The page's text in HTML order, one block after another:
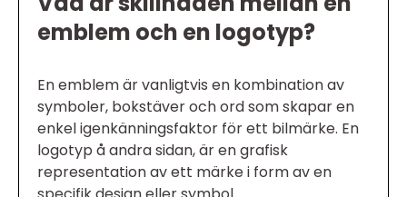
emblem och en logotyp?
En emblem är vanligtvis en kombination av
symboler, bokstäver och ord som skapar en
enkel igenkänningsfaktor för ett bilmärke. En
logotyp å andra sidan, är en grafisk
representation av ett märke i form av en